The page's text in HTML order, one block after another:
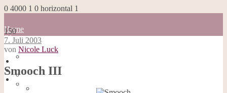
0 4000 1 0 horizontal 1
Home
Blog
about me
Impressum
Datenschutzerklärung
150
Home
Blog
about me
7. Juli 2003
von Nicole Luck
Smooch III